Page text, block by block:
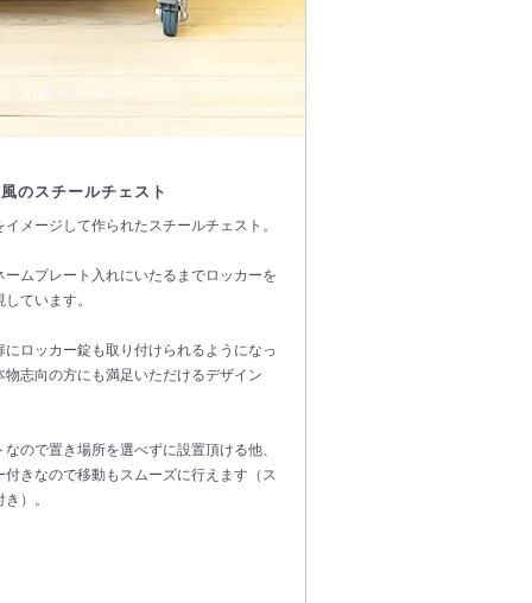
のスチールチェスト
イメージして作られたスチールチェスト。
ームプレート入れにいたるまでロッカーを
ています。
にロッカー錠も取り付けられるようになっ
物志向の方にも満足いただけるデザイン
なので置き場所を選べずに設置頂ける他、
付きなので移動もスムーズに行えます（ス
）。